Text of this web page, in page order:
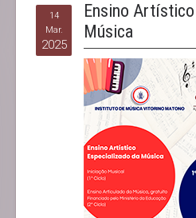
14
Mar.
2025
Ensino
Música